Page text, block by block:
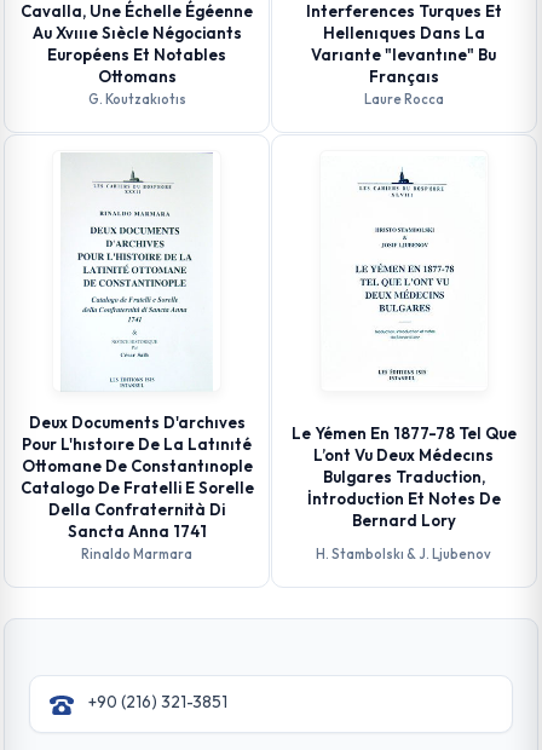
Cavalla, Une Échelle Égéenne
Au Xvıııe Sıècle Négociants
Européens Et Notables
Ottomans
G. Koutzakıotıs
Interferences Turques Et
Hellenıques Dans La
Varıante "levantıne" Bu
Françaıs
Laure Rocca
Deux Documents D'archıves
Pour L'hıstoıre De La Latınıté
Ottomane De Constantınople
Catalogo De Fratelli E Sorelle
Della Confraternità Di
Sancta Anna 1741
Rinaldo Marmara
Le Yémen En 1877-78 Tel Que
L’ont Vu Deux Médecıns
Bulgares Traduction,
İntroduction Et Notes De
Bernard Lory
H. Stambolskı & J. Ljubenov
+90 (216) 321-3851